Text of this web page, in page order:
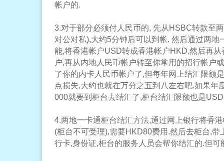
帐户的.
3.对于部分必须付人民币的, 先从HSBC转款至
对公对私),大约5分钟后可以到帐. 然后通过两地
能,将香港帐户USD转成香港帐户HKD,然后再
户,再从内地人民币帐户转至你常用的招行帐户
了你的内卡人民币帐户了,但每年网上结汇限额
点损失,大约也就在万分之五到八左右吧.如果年
000就要到柜台去结汇了,柜台结汇限额也是
4.两地一卡通柜台结汇方法,通过网上银行将香
(柜台不可受理),需要HKD80费用.然后去柜台,带
行卡,身份证,柜台的服务人员会帮你结汇的.但可